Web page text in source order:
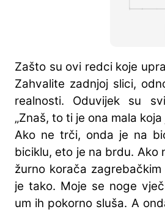
Zašto su ovi redci koje
Zahvalite zadnjoj slici,
realnosti. Oduvijek su
„Znaš, to ti je ona mala
Ako ne trči, onda je na
biciklu, eto je na brdu. Ako
žurno korača zagrebačkim
je tako. Moje se noge
um ih pokorno sluša. A